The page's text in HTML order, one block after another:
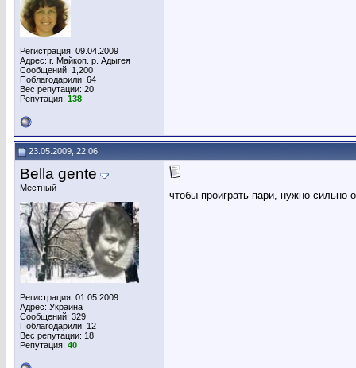
Регистрация: 09.04.2009
Адрес: г. Майкоп. р. Адыгея
Сообщений: 1,200
Поблагодарили: 64
Вес репутации: 20
Репутация: 138
23.05.2009, 22:06
Bella gente
Местный
Регистрация: 01.05.2009
Адрес: Украина
Сообщений: 329
Поблагодарили: 12
Вес репутации: 18
Репутация: 40
чтобы проиграть пари, нужно сильно